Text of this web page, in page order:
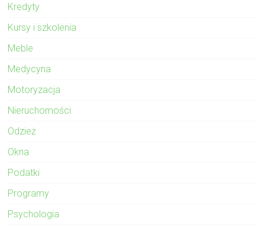
Kredyty
Kursy i szkolenia
Meble
Medycyna
Motoryzacja
Nieruchomości
Odzież
Okna
Podatki
Programy
Psychologia